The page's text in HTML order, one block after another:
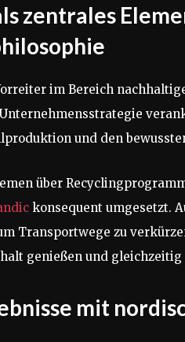
zentrales
im Bereich
und den
über
konsequent umgesetzt.
Transportwege zu
genießen und
mit